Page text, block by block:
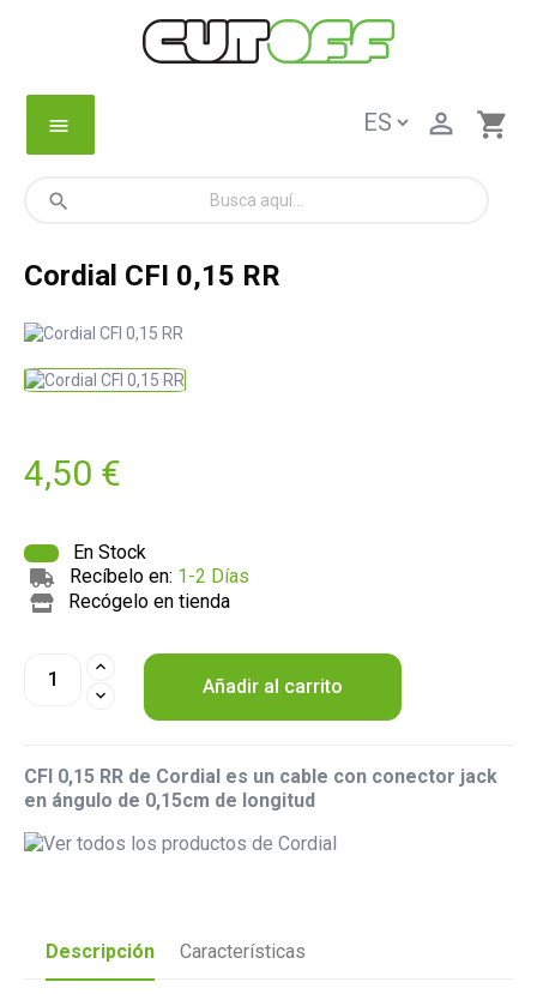
menu shopping_cart

search
Cordial CFI 0,15 RR
4,50 €
En Stock
Recíbelo en: 1-2 Días
Recógelo en tienda
Añadir al carrito
CFI 0,15 RR de Cordial es un cable con conector jack
en ángulo de 0,15cm de longitud
Descripción Características